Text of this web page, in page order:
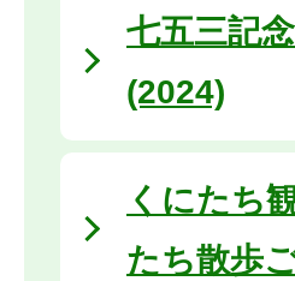
七五三記
(2024)
くにたち
たち散歩